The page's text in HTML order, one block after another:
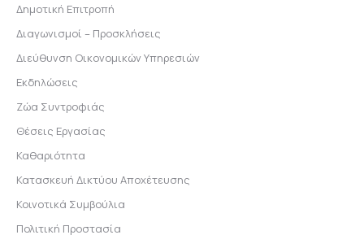
Δημοτική Επιτροπή
Διαγωνισμοί – Προσκλήσεις
Διεύθυνση Οικονομικών Υπηρεσιών
Εκδηλώσεις
Ζώα Συντροφιάς
Θέσεις Εργασίας
Καθαριότητα
Κατασκευή Δικτύου Αποχέτευσης
Κοινοτικά Συμβούλια
Πολιτική Προστασία